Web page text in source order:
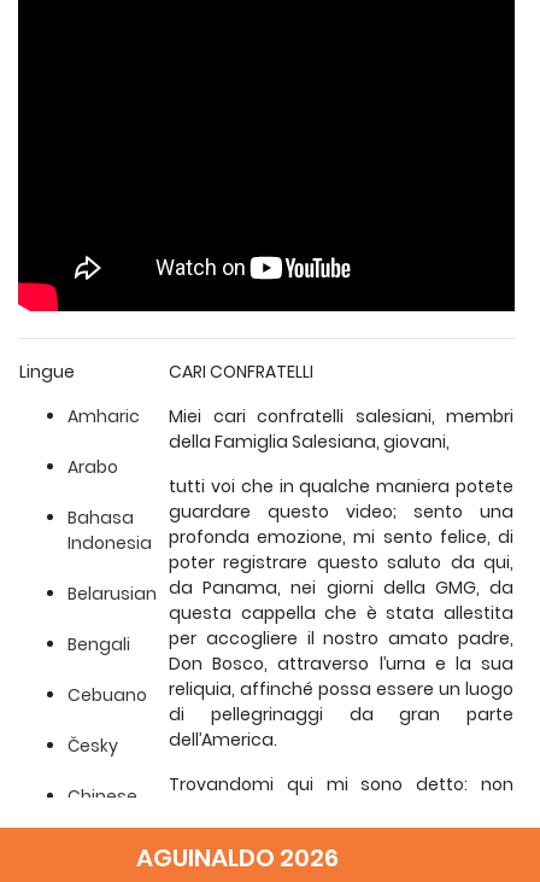
Lingue
Amharic
Arabo
Bahasa
Indonesia
Belarusian
Bengali
Cebuano
Česky
Chinese
Simple
Chinese
CARI CONFRATELLI
Miei cari confratelli salesiani, membri
della Famiglia Salesiana, giovani,
tutti voi che in qualche maniera potete
guardare questo video; sento una
profonda emozione, mi sento felice, di
poter registrare questo saluto da qui,
da Panama, nei giorni della GMG, da
questa cappella che è stata allestita
per accogliere il nostro amato padre,
Don Bosco, attraverso l’urna e la sua
reliquia, affinché possa essere un luogo
di pellegrinaggi da gran parte
dell’America.
Trovandomi qui mi sono detto: non
miei confratelli, tutti i miei confratelli, e di
invitarvi a continuare a vivere
AGUINALDO 2026